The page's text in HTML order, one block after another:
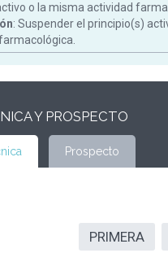
o la misma actividad
: Suspender el principio(s)
Y PROSPECTO
Prospecto
PRIMERA